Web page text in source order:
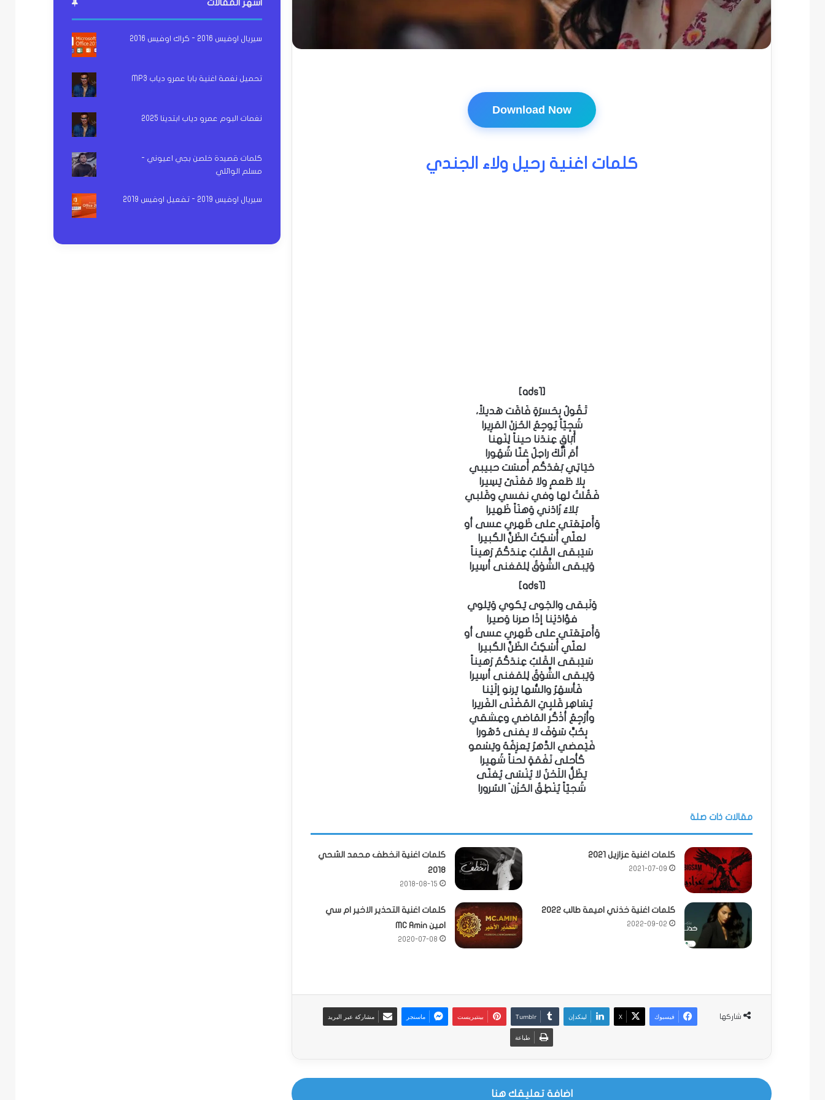
Download Now
كلمات اغنية رحيل ولاء الجندي
[ads1]
تَقُولُ بِحَسرَةٍ فَاقَت هَديلاً،
شَجِيّاً يُوجِعُ الحُزنَ المَرِيرا
أَبَاقٍ عِندَنا حيناً لِنَهنا
أمَ اْنَّكَ راحِلٌ عَنّا شُهُورا
حَيَاتِي بَعْدَكُم أَمسَت حبيبي
بِلا طَعمٍ ولا مَعْنَىً يَسِيرا
فَقُلتُ لها وفي نفسي وقَلبي
بَلاءٌ زَادَني وَهنَاً ظَهيرا
وَأَمتِعَتي على ظَهري عسى أو
لعلّي أُسْكِتُ الظَنَّ الكَبيرا
سَيَبقى القَلبُ عِندَكُمُ رَهيناً
وَيَبقى الشَّوْقُ لِلمَغنى أسِيرا
[ads1]
وَنَبقى والجَوى يَكوي وَيَلوي
فؤادَيْنا إذَا صرنا وَصيرا
وَأَمتِعَتي على ظَهري عسى أو
لعلّي أُسْكِتُ الظَنَّ الكَبيرا
سَيَبقى القَلبُ عِندَكُمُ رَهيناً
وَيَبقى الشَّوْقُ لِلمَغنى أسِيرا
فَأسهَرُ والسُّها يَرنو إلَيْنا
يُسَاهِر قَلبِيَ المُضْنَى الغَريرا
وأرْجِعُ أذْكُر المَاضي وعِشقي
بِحُبٍّ سَوْفَ لا يفنى دُهُورا
فَيَمضي الدَّهرُ يَعزِفُهُ ويَسْمو
كَأحلى نَغْمَةٍ لحناً شَهيرا
يَظَلُّ اللَحْنُ لا يُنْسَى يُغنّى
شَجيّاً يُنْطِقُ الحُزْن َ السُرورا
مقالات ذات صلة
كلمات اغنية عزازيل 2021
2021-07-09
كلمات اغنية انخطف محمد الشحي
2018
2018-08-15
كلمات اغنية خذني اميمة طالب 2022
2022-09-02
كلمات اغنية التحذير الاخير ام سي
امين MC Amin
2020-07-08
شاركها فيسبوك ‫X لينكدإن ‏Tumblr بينتيريست ماسنجر مشاركة عبر البريد
طباعة
اضافة تعليقك هنا
اشهر المقالات
سيريال اوفيس 2016 - كراك اوفيس 2016
تحميل نغمة اغنية بابا عمرو دياب MP3
نغمات البوم عمرو دياب ابتدينا 2025
كلمات قصيدة خلصن بجي اعيوني -
مسلم الوائلي
سيريال اوفيس 2019 - تفعيل اوفيس 2019